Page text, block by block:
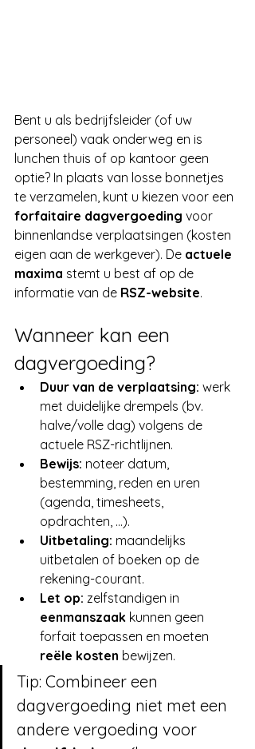
Bent u als bedrijfsleider (of uw
personeel) vaak onderweg en is
lunchen thuis of op kantoor geen
optie? In plaats van losse bonnetjes
te verzamelen, kunt u kiezen voor een
forfaitaire dagvergoeding voor
binnenlandse verplaatsingen (kosten
eigen aan de werkgever). De actuele
maxima stemt u best af op de
informatie van de RSZ-website.
Wanneer kan een
dagvergoeding?
Duur van de verplaatsing: werk
met duidelijke drempels (bv.
halve/volle dag) volgens de
actuele RSZ-richtlijnen.
Bewijs: noteer datum,
bestemming, reden en uren
(agenda, timesheets,
opdrachten, …).
Uitbetaling: maandelijks
uitbetalen of boeken op de
rekening-courant.
Let op: zelfstandigen in
eenmanszaak kunnen geen
forfait toepassen en moeten
reële kosten bewijzen.
Tip: Combineer een
dagvergoeding niet met een
andere vergoeding voor